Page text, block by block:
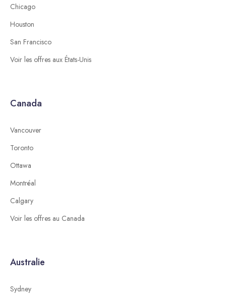
Chicago
Houston
San Francisco
Voir les offres aux États-Unis
Canada
Vancouver
Toronto
Ottawa
Montréal
Calgary
Voir les offres au Canada
Australie
Sydney